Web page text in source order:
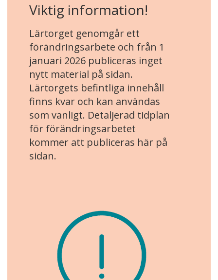
Viktig information!
Lärtorget genomgår ett
förändringsarbete och från 1
januari 2026 publiceras inget
nytt material på sidan.
Lärtorgets befintliga innehåll
finns kvar och kan användas
som vanligt. Detaljerad tidplan
för förändringsarbetet
kommer att publiceras här på
sidan.